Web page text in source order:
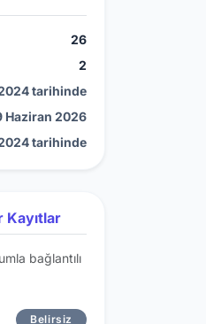
26
2
tarihinde
Haziran 2026
tarihinde
Kayıtlar
bağlantılı
Belirsiz